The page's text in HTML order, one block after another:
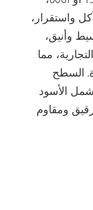
واستقرار،
وأنيق،
مما
السطح
الأسود
ومقاوم